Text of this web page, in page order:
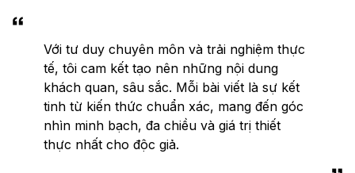
Với tư duy chuyên môn và trải nghiệm thực
tế, tôi cam kết tạo nên những nội dung
khách quan, sâu sắc. Mỗi bài viết là sự kết
tinh từ kiến thức chuẩn xác, mang đến góc
nhìn minh bạch, đa chiều và giá trị thiết
thực nhất cho độc giả.